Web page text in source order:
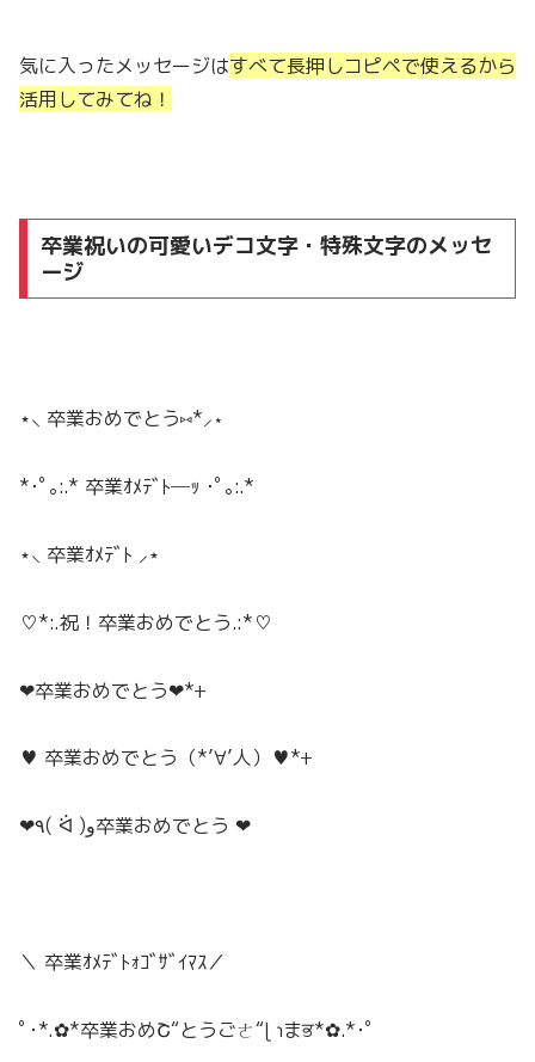
気に入ったメッセージはすべて長押しコピペで使えるから
活用してみてね！
卒業祝いの可愛いデコ文字・特殊文字のメッセ
ージ
⋆⸜ 卒業おめでとう⑅*⸝⋆
*･ﾟ｡:.* 卒業ｵﾒﾃﾞﾄ─ｯ ･ﾟ｡:.*
⋆⸜ 卒業ｵﾒﾃﾞﾄ ⸝⋆
♡*:.祝！卒業おめでとう.:*♡
❤︎卒業おめでとう❤︎*+
♥ 卒業おめでとう（*’∀’人）♥*+
❤︎٩( ᐛ )و卒業おめでとう ❤︎
＼ 卒業ｵﾒﾃﾞﾄｫｺﾞｻﾞｲﾏｽ／
ﾟ･*.✿*卒業おめՇ“とうごㄜ“ɭ ɿまਭ*✿.*･ﾟ